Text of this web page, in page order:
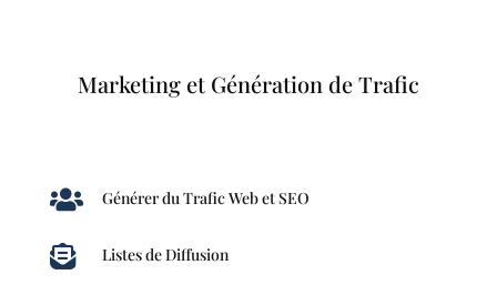
Marketing et Génération de Trafic
 Générer du Trafic Web et SEO
 Listes de Diffusion